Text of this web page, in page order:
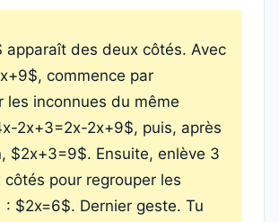
apparaît des deux côtés. Avec
commence par
les inconnues du même
2x+3=2x-2x+9$, puis, après
$2x+3=9$. Ensuite, enlève 3
pour regrouper les
$2x=6$. Dernier geste. Tu